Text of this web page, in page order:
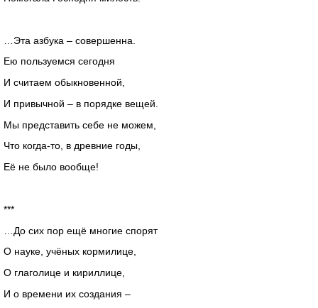
…Эта азбука – совершенна.
Ею пользуемся сегодня
И считаем обыкновенной,
И привычной – в порядке вещей.
Мы представить себе не можем,
Что когда-то, в древние годы,
Её не было вообще!
***
…До сих пор ещё многие спорят
О науке, учёных кормилице,
О глаголице и кириллице,
И о времени их создания –